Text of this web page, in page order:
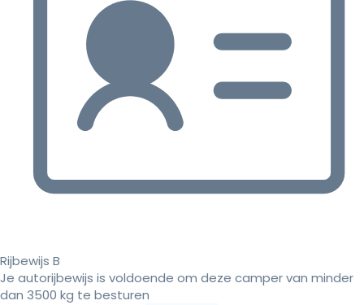
Rijbewijs B
Je autorijbewijs is voldoende om deze camper van minder
dan 3500 kg te besturen